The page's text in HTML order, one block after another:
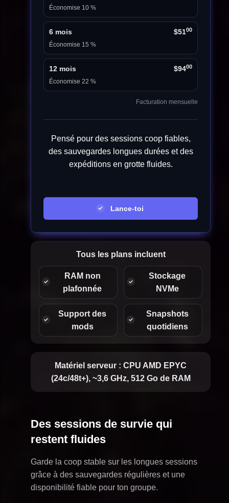
Économise 10 %
6 mois $5100
Économise 15 %
12 mois $9400
Économise 22 %
Facturation mensuelle
Pensé pour des sessions coop fiables,
des sauvegardes longues durées et des
expéditions en grotte fluides.
Lance-toi
Tous les plans incluent
RAM non
plafonnée
Stockage
NVMe
Support des
mods
Snapshots
quotidiens
Matériel serveur : CPU AMD EPYC
(24c/48t+), ~3,6 GHz, 512 Go de RAM
Des sessions de survie qui
restent fluides
Garde la coop stable sur les longues sessions
grâce à des sauvegardes régulières et une
disponibilité fiable pour ton groupe.